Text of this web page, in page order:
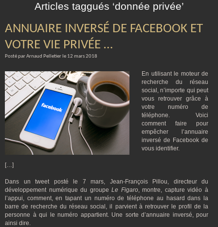
Articles taggués ‘donnée privée’
ANNUAIRE INVERSÉ DE FACEBOOK ET
VOTRE VIE PRIVÉE …
Posté par Arnaud Pelletier le 12 mars 2018
En utilisant le moteur de
recherche du réseau
social, n’importe qui peut
vous retrouver grâce à
votre numéro de
téléphone. Voici
comment faire pour
empêcher l’annuaire
inversé de Facebook de
vous identifier.
[…]
Dans un tweet posté le 7 mars, Jean-François Pillou, directeur du
développement numérique du groupeLe Figaro, montre, capture vidéo à
l’appui, comment, en tapant un numéro de téléphone au hasard dans la
barre de recherche du réseau social, il parvient à retrouver le profil de la
personne à qui le numéro appartient. Une sorte d’annuaire inversé, pour
ainsi dire.